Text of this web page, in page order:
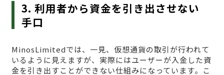
3. 利用者から資金を引き出させない
手口
MinosLimitedでは、一見、仮想通貨の取引が行われて
いるように見えますが、実際にはユーザーが入金した資
金を引き出すことができない仕組みになっています。こ